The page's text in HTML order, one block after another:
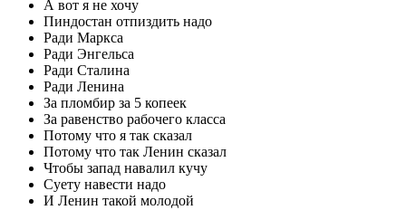
А вот я не хочу
Пиндостан отпиздить надо
Ради Маркса
Ради Энгельса
Ради Сталина
Ради Ленина
За пломбир за 5 копеек
За равенство рабочего класса
Потому что я так сказал
Потому что так Ленин сказал
Чтобы запад навалил кучу
Суету навести надо
И Ленин такой молодой